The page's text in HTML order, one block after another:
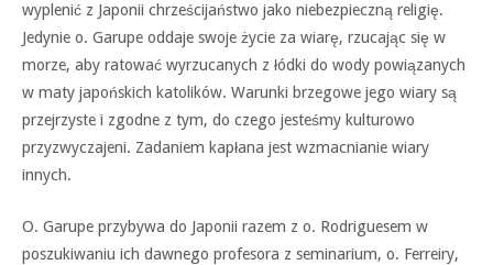
wyplenić z Japonii chrześcijaństwo jako niebezpieczną religię.
Jedynie o. Garupe oddaje swoje życie za wiarę, rzucając się w
morze, aby ratować wyrzucanych z łódki do wody powiązanych
w maty japońskich katolików. Warunki brzegowe jego wiary są
przejrzyste i zgodne z tym, do czego jesteśmy kulturowo
przyzwyczajeni. Zadaniem kapłana jest wzmacnianie wiary
innych.
O. Garupe przybywa do Japonii razem z o. Rodriguesem w
poszukiwaniu ich dawnego profesora z seminarium, o. Ferreiry,